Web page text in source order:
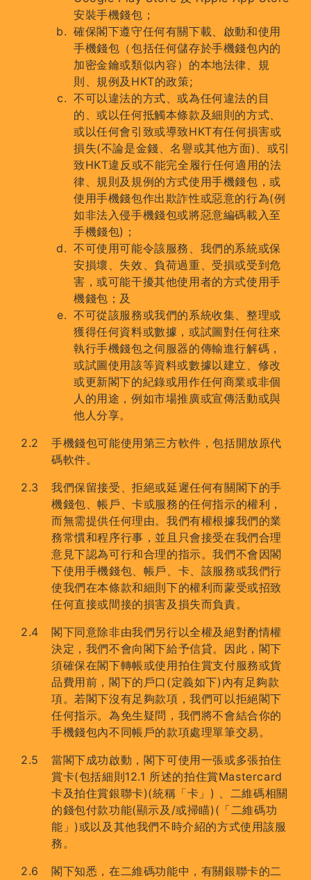
安裝手機錢包；
確保閣下遵守任何有關下載、啟動和使用
手機錢包（包括任何儲存於手機錢包內的
加密金鑰或類似內容）的本地法律、規
則、規例及HKT的政策;
不可以違法的方式、或為任何違法的目
的、或以任何抵觸本條款及細則的方式、
或以任何會引致或導致HKT有任何損害或
損失(不論是金錢、名譽或其他方面)、或引
致HKT違反或不能完全履行任何適用的法
律、規則及規例的方式使用手機錢包，或
使用手機錢包作出欺詐性或惡意的行為(例
如非法入侵手機錢包或將惡意編碼載入至
手機錢包)；
不可使用可能令該服務、我們的系統或保
安損壞、失效、負荷過重、受損或受到危
害，或可能干擾其他使用者的方式使用手
機錢包；及
不可從該服務或我們的系統收集、整理或
獲得任何資料或數據，或試圖對任何往來
執行手機錢包之伺服器的傳輸進行解碼，
或試圖使用該等資料或數據以建立、修改
或更新閣下的紀錄或用作任何商業或非個
人的用途，例如市場推廣或宣傳活動或與
他人分享。
手機錢包可能使用第三方軟件，包括開放原代
碼軟件。
我們保留接受、拒絕或延遲任何有關閣下的手
機錢包、帳戶、卡或服務的任何指示的權利，
而無需提供任何理由。我們有權根據我們的業
務常慣和程序行事，並且只會接受在我們合理
意見下認為可行和合理的指示。我們不會因閣
下使用手機錢包、帳戶、卡、該服務或我們行
使我們在本條款和細則下的權利而蒙受或招致
任何直接或間接的損害及損失而負責。
閣下同意除非由我們另行以全權及絕對酌情權
決定，我們不會向閣下給予信貸。因此，閣下
須確保在閣下轉帳或使用拍住賞支付服務或貨
品費用前，閣下的戶口(定義如下)內有足夠款
項。若閣下沒有足夠款項，我們可以拒絕閣下
任何指示。為免生疑問，我們將不會結合你的
手機錢包內不同帳戶的款項處理單筆交易。
當閣下成功啟動，閣下可使用一張或多張拍住
賞卡(包括細則12.1 所述的拍住賞Mastercard
卡及拍住賞銀聯卡)(統稱「卡」) 、二維碼相關
的錢包付款功能(顯示及/或掃瞄)(「二維碼功
能」)或以及其他我們不時介紹的方式使用該服
務。
閣下知悉，在二維碼功能中，有關銀聯卡的二